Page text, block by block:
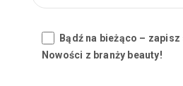
Bądź na bieżąco –
Nowości z branży beauty!